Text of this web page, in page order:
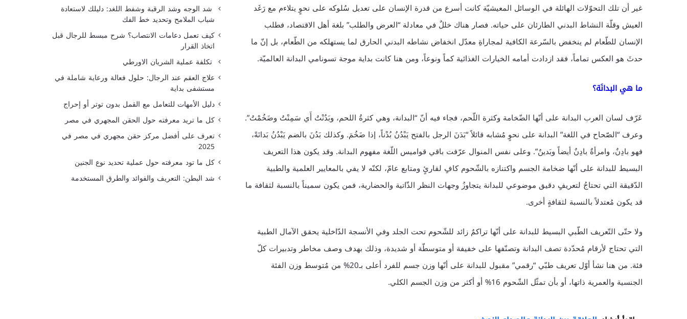
غير أن تلك التحوّلات الهائلة في الوسائل المعيشيّة كانت أسرع من قدرة الإنسان على تعديل سُلوكه على نحوٍ يتلاءم مع رَغَد
العيش وقلّة النشاط البدني الطارئان على حياته. فصار هناك خللٌ في معادلة “العرض والطلب” بلغة أهل الاقتصاد، فطلب
الإنسان للطّعام لم ينخفض بالسّرعة الكافية لمجاراةِ معدّل انخفاض نشاطه البدني الحارق لما يستهلكه من الطّعام، بل إنّ ما
حدثَ هو العكس تماماً، فقد ازدادت أمامه الخيارات الغذائية كماً ونوعاً، ومن هنا كانت بداية موجة تسونامي البدانة العالميّة.
ما هي البدانَة؟
عَرّف لسان العرب البدانة على أنّها الضّخامة وكثرة اللّحم، فجاء فيه أنّ “البدانة، وهي كثرةُ اللحم، وبَدُنْتُ أَي سَمِنْتُ وضَخُمْتُ”.
وعرف “الصّحاح في اللغة” البدانة على نحوٍ مُشابه قائلاً “بَدَنَ الرجل بالفتح يَبْدُنُ بُدْناً، إذا ضَخُمَ. وكذلك بَدُنَ بالضم يَبْدُنُ بَدانَةً،
فهو بادِنٌ، وامرأةٌ بادِنٌ أيضاً وبَدينٌ”. وعلى نفس المنوال عرّفت باقي قواميس اللّغة مفهوم البدانة. وقد يكون هذا التعريف
البسيط للبدانة على أنّها ضخامة الجسم واكتنازه بالشّحوم كافٍ لقارئٍ ومتابع عامّ، لكنّه لا يفي بالمعايير العلمية والطبية
الدّقيقة التي تحتاجُ لتعريفٍ دقيق موضوعي للبدانة يتجاوزُ وجهات النظر الذّاتية والحضارية، فمن يكون سميناً بالنسبة لثقافة ما
قد يكون مُعتدلاً بالنسبة لثقافةٍ أخرى.
ولا حتّى التّعريف الطّبي البسيط للبدانة على أنّها تراكمٌ زائد للشّحوم تحت الجلد وفي الأنسجة الدّاخلية يحقق الآمال الطبية
التي تحتاج لأرقام مُحدّدة تصف البدانة وتصنّفها على خفيفة أو متوسطّة أو شديدة، وذلك بهدف وصف مخاطر وتدبيرات كلّ
فئة. من هنا نشأ أوّل تعريف طبّي “رقمي” مقبول للبدانة على أنّها وزن جسم للفرد أعلى بـ20% من مُتوسط وزن الفئة
الجنسية والعمرية ذاتها، أو بأن تمثّل الشّحوم 16% أو أكثر من وزن الجسم الكلي.
شد الوجه وشد الرقبة وشفط اللغد: دليلك لاستعادة
شباب الملامح وتحديد خط الفك
كيف تعمل دعامات الانتصاب؟ شرح مبسط للرجال قبل
اتخاذ القرار
تكلفة عملية الشريان الاورطي
علاج العقم عند الرجال: حلول فعالة ورعاية شاملة في
مستشفى بداية
دليل الأمهات للتعامل مع القمل بدون توتر أو إحراج
كل ما تريد معرفته حول الحقن المجهري في مصر
تعرف على أفضل مركز حقن مجهري في مصر في
2025
كل ما تود معرفته حول عملية تحديد نوع الجنين
شد البطن: التعريف والفوائد والطرق المستخدمة